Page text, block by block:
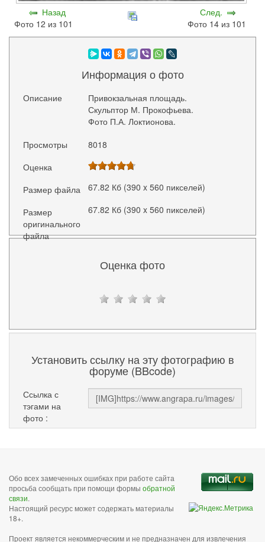
Назад
Фото 12 из 101
След.
Фото 14 из 101
Информация о фото
Описание
Привокзальная площадь.
Скульптор М. Прокофьева.
Фото П.А. Локтионова.
Просмотры
8018
Оценка
Размер файла
67.82 Кб (390 x 560 пикселей)
Размер
оригинального
файла
67.82 Кб (390 x 560 пикселей)
Оценка фото
Установить ссылку на эту фотографию в
форуме (BBcode)
Ссылка с
тэгами на
фото :
Обо всех замеченных ошибках при работе сайта
просьба сообщать при помощи формы обратной
связи.
Настоящий ресурс может содержать материалы
18+.
Проект является некоммерческим и не предназначен для извлечения